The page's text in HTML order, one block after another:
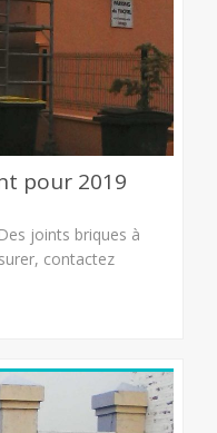
pour 2019
joints briques à
contactez